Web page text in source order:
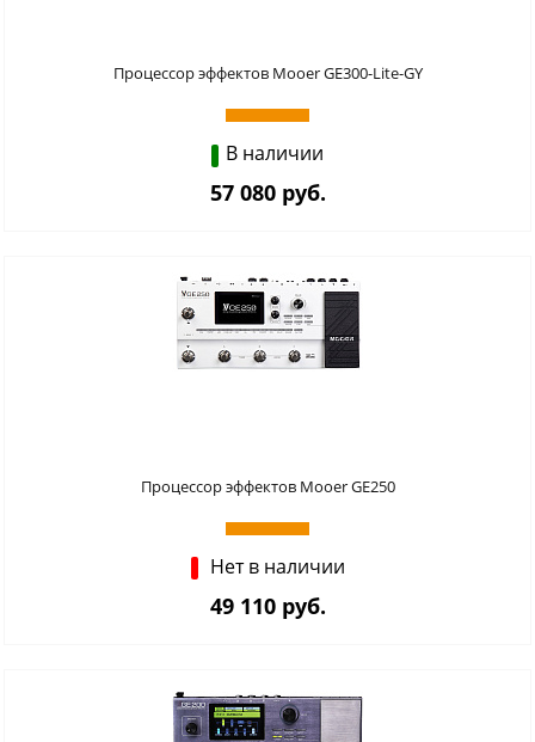
Процессор эффектов Mooer GE300-Lite-GY
В наличии
57 080 руб.
Процессор эффектов Mooer GE250
Нет в наличии
49 110 руб.